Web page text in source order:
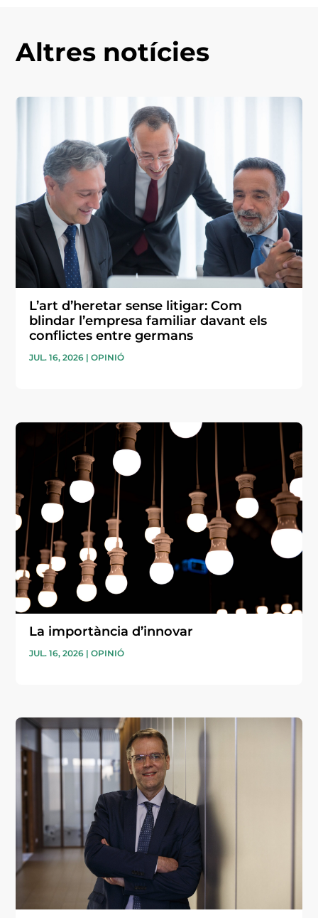
Altres notícies
L’art d’heretar sense litigar: Com
blindar l’empresa familiar davant els
conflictes entre germans
JUL. 16, 2026 |OPINIÓ
La importància d’innovar
JUL. 16, 2026 |OPINIÓ